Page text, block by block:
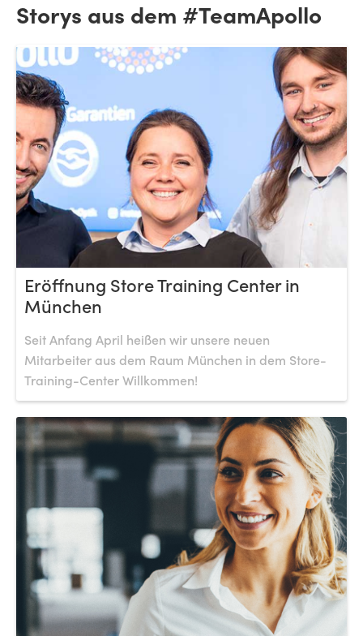
Storys aus dem #TeamApollo
Eröffnung Store Training Center in
München
Seit Anfang April heißen wir unsere neuen
Mitarbeiter aus dem Raum München in dem Store-
Training-Center Willkommen!